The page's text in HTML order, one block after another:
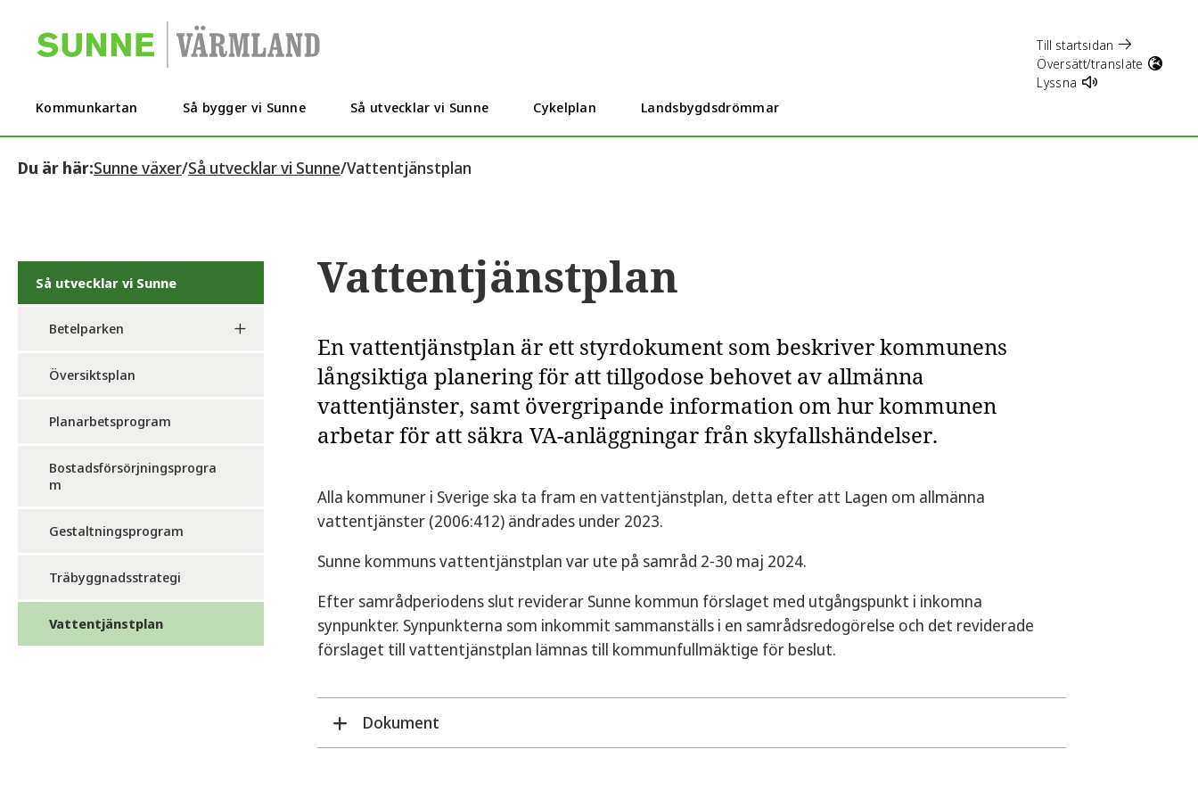
Kommunkartan Så bygger vi Sunne Så utvecklar vi Sunne Cykelplan Landsbygdsdrömmar
Till startsidan
Översätt/translate
Lyssna
Du är här:Sunne växer/Så utvecklar vi Sunne/Vattentjänstplan
Så utvecklar vi Sunne
Betelparken
Översiktsplan
Planarbetsprogram
Bostadsförsörjningsprogra
m
Gestaltningsprogram
Träbyggnadsstrategi
Vattentjänstplan
Vattentjänstplan
En vattentjänstplan är ett styrdokument som beskriver kommunens
långsiktiga planering för att tillgodose behovet av allmänna
vattentjänster, samt övergripande information om hur kommunen
arbetar för att säkra VA-anläggningar från skyfallshändelser.
Alla kommuner i Sverige ska ta fram en vattentjänstplan, detta efter att Lagen om allmänna
vattentjänster (2006:412) ändrades under 2023.
Sunne kommuns vattentjänstplan var ute på samråd 2-30 maj 2024.
Efter samrådperiodens slut reviderar Sunne kommun förslaget med utgångspunkt i inkomna
synpunkter. Synpunkterna som inkommit sammanställs i en samrådsredogörelse och det reviderade
förslaget till vattentjänstplan lämnas till kommunfullmäktige för beslut.
Dokument